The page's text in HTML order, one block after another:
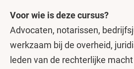
Voor wie is deze cursus?
Advocaten, notarissen,
werkzaam bij de overheid,
leden van de rechterlijke